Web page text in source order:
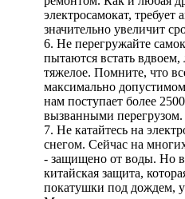
электросамокат, требует
значительно увеличит
6. Не перегружайте
пытаются встать вдвоем,
тяжелое. Помните, что
максимально
нам поступает более
вызванными перегрузом.
7. Не катайтесь на
снегом. Сейчас на
- защищено от воды. Но в
китайская защита,
покатушки под дождем,